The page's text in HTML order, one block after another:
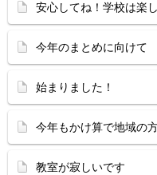
安心してね！学校は楽
今年のまとめに向けて
始まりました！
今年もかけ算で地域の
教室が寂しいです